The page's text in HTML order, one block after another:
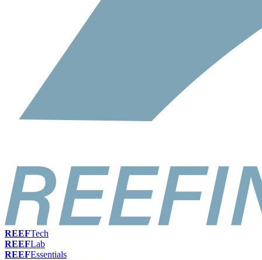
REEFTech
REEFLab
REEFEssentials